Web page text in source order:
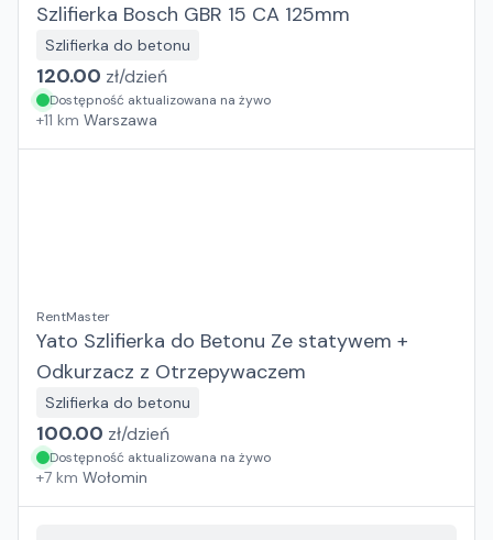
Szlifierka Bosch GBR 15 CA 125mm
Szlifierka do betonu
120.00 zł/dzień
Dostępność aktualizowana na żywo
+11 km Warszawa
RentMaster
Yato Szlifierka do Betonu Ze statywem +
Odkurzacz z Otrzepywaczem
Szlifierka do betonu
100.00 zł/dzień
Dostępność aktualizowana na żywo
+7 km Wołomin